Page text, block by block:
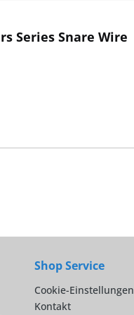
Series Snare Wire
Shop Service
Cookie-Einstellungen
Kontakt